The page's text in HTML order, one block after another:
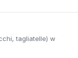
tagliatelle) w